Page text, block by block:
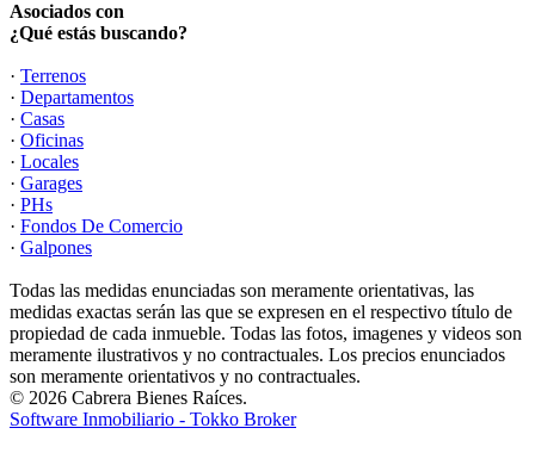
Asociados con
¿Qué estás buscando?
· Terrenos
· Departamentos
· Casas
· Oficinas
· Locales
· Garages
· PHs
· Fondos De Comercio
· Galpones
Todas las medidas enunciadas son meramente orientativas, las
medidas exactas serán las que se expresen en el respectivo título de
propiedad de cada inmueble. Todas las fotos, imagenes y videos son
meramente ilustrativos y no contractuales. Los precios enunciados
son meramente orientativos y no contractuales.
© 2026 Cabrera Bienes Raíces.
Software Inmobiliario - Tokko Broker